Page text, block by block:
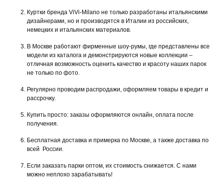
Куртки бренда ViVi-Milano не только разработаны итальянскими
дизайнерами, но и производятся в Италии из российских,
немецких и итальянских материалов.
В Москве работают фирменные шоу-румы, где представлены все
модели из каталога и демонстрируются новые коллекции –
отличная возможность оценить качество и красоту наших парок
не только по фото.
Регулярно проводим распродажи, оформляем товары в кредит и
рассрочку.
Купить просто: заказы оформляются онлайн, оплата после
получения.
Бесплатная доставка и примерка по Москве, а также доставка по
всей России.
Если заказать парки оптом, их стоимость снижается. С нами
можно неплохо зарабатывать!